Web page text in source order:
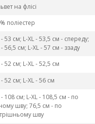
на флісі
поліестер
- 53 см; L-ХL - 53,5 см - спереду;
- 56,5 см; L-ХL - 57 см - ззаду
- 52 см; L-ХL - 52,5 см
- 52 см; L-ХL - 56 см
- 108 см; L-ХL - 108,5 см - по
шву; 76,5 см - по
шву